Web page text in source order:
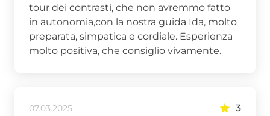
tour dei contrasti, che non avremmo fatto
in autonomia,con la nostra guida Ida, molto
preparata, simpatica e cordiale. Esperienza
molto positiva, che consiglio vivamente.
07.03.2025 3